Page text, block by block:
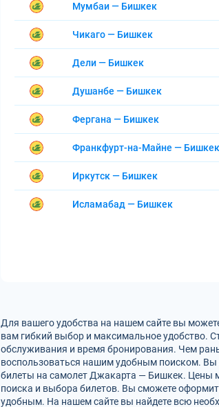
Мумбаи — Бишкек
Чикаго — Бишкек
Дели — Бишкек
Душанбе — Бишкек
Фергана — Бишкек
Франкфурт-на-Майне — Бишкек
Иркутск — Бишкек
Исламабад — Бишкек
Для вашего удобства на нашем сайте вы
вам гибкий выбор и максимальное удобство.
обслуживания и время бронирования. Чем
воспользоваться нашим удобным поиском.
билеты на самолет Джакарта — Бишкек. Цены
поиска и выбора билетов. Вы сможете
удобным. На нашем сайте вы найдете всю